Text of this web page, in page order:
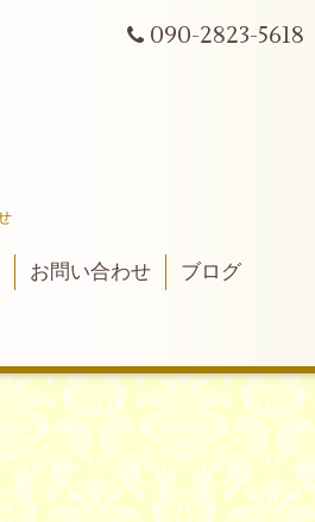
090-2823-5618
お問い合わせ ブログ